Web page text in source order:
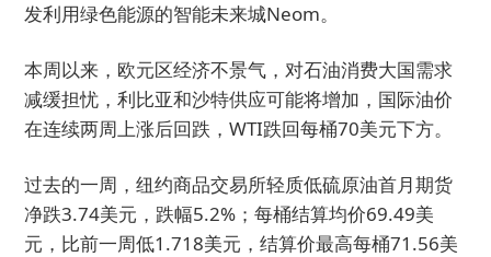
发利用绿色能源的智能未来城Neom。
本周以来，欧元区经济不景气，对石油消费大国需求
减缓担忧，利比亚和沙特供应可能将增加，国际油价
在连续两周上涨后回跌，WTI跌回每桶70美元下方。
过去的一周，纽约商品交易所轻质低硫原油首月期货
净跌3.74美元，跌幅5.2%；每桶结算均价69.49美
元，比前一周低1.718美元，结算价最高每桶71.56美